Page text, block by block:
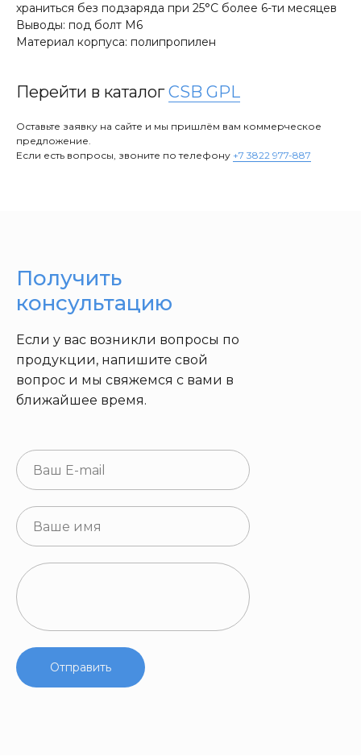
храниться без подзаряда при 25°С более 6-ти месяцев
Выводы: под болт M6
Материал корпуса: полипропилен
Перейти в каталогCSB GPL
Оставьте заявку на сайте и мы пришлём вам коммерческое
предложение.
Если есть вопросы, звоните по телефону +7 3822 977-887
Отправить
Если у вас возникли вопросы по
продукции, напишите свой
вопрос и мы свяжемся с вами в
ближайшее время.
Получить
консультацию